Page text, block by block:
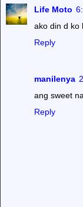
Life Moto
ako din d ko
Reply
manilenya
ang sweet
Reply